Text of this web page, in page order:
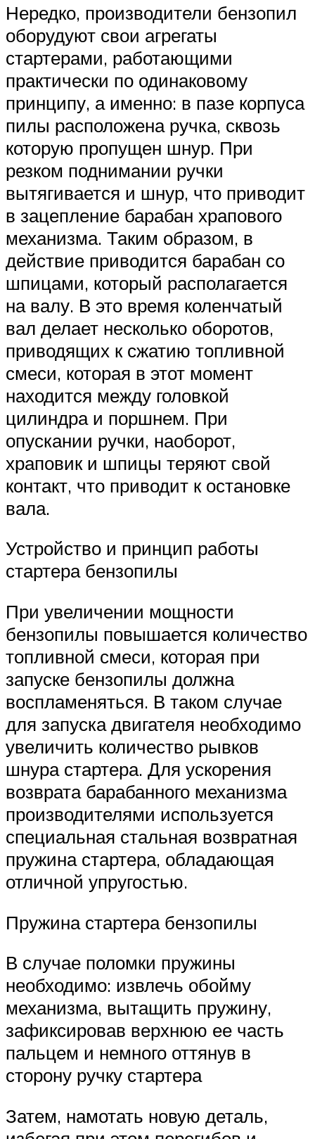
Нередко, производители бензопил
оборудуют свои агрегаты
стартерами, работающими
практически по одинаковому
принципу, а именно: в пазе корпуса
пилы расположена ручка, сквозь
которую пропущен шнур. При
резком поднимании ручки
вытягивается и шнур, что приводит
в зацепление барабан храпового
механизма. Таким образом, в
действие приводится барабан со
шпицами, который располагается
на валу. В это время коленчатый
вал делает несколько оборотов,
приводящих к сжатию топливной
смеси, которая в этот момент
находится между головкой
цилиндра и поршнем. При
опускании ручки, наоборот,
храповик и шпицы теряют свой
контакт, что приводит к остановке
вала.
Устройство и принцип работы
стартера бензопилы
При увеличении мощности
бензопилы повышается количество
топливной смеси, которая при
запуске бензопилы должна
воспламеняться. В таком случае
для запуска двигателя необходимо
увеличить количество рывков
шнура стартера. Для ускорения
возврата барабанного механизма
производителями используется
специальная стальная возвратная
пружина стартера, обладающая
отличной упругостью.
Пружина стартера бензопилы
В случае поломки пружины
необходимо: извлечь обойму
механизма, вытащить пружину,
зафиксировав верхнюю ее часть
пальцем и немного оттянув в
сторону ручку стартера
Затем, намотать новую деталь,